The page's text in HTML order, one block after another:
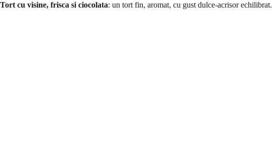
Tort cu visine, frisca si ciocolata: un tort fin, aromat, cu gust dulce-acrisor